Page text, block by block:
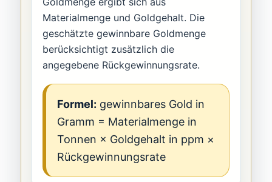
Materialmenge und Goldgehalt. Die
geschätzte gewinnbare Goldmenge
berücksichtigt zusätzlich die
angegebene Rückgewinnungsrate.
Formel: gewinnbares Gold in
Gramm = Materialmenge in
Tonnen × Goldgehalt in ppm ×
Rückgewinnungsrate